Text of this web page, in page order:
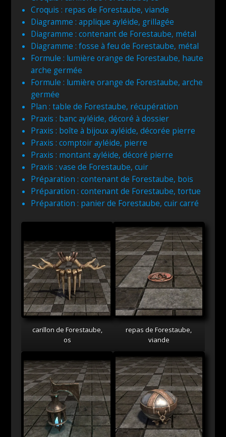
Croquis : repas de Forestaube, viande
Diagramme : applique ayléide, grillagée
Diagramme : contenant de Forestaube, métal
Diagramme : fosse à feu de Forestaube, métal
Formule : lumière orange de Forestaube, haute
arche germée
Formule : lumière orange de Forestaube, arche
germée
Plan : table de Forestaube, récupération
Praxis : banc ayléide, décoré à dossier
Praxis : boîte à bijoux ayléide, décorée pierre
Praxis : comptoir ayléide, pierre
Praxis : montant ayléide, décoré pierre
Praxis : vase de Forestaube, cuir
Préparation : contenant de Forestaube, bois
Préparation : contenant de Forestaube, tortue
Préparation : panier de Forestaube, cuir carré
carillon de Forestaube,
os
repas de Forestaube,
viande